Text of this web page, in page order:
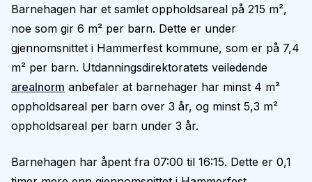
Barnehagen har et samlet oppholdsareal på 215 m²,
noe som gir 6 m² per barn. Dette er under
gjennomsnittet i Hammerfest kommune, som er på 7,4
m² per barn. Utdanningsdirektoratets veiledende
arealnorm anbefaler at barnehager har minst 4 m²
oppholdsareal per barn over 3 år, og minst 5,3 m²
oppholdsareal per barn under 3 år.
Barnehagen har åpent fra 07:00 til 16:15. Dette er 0,1